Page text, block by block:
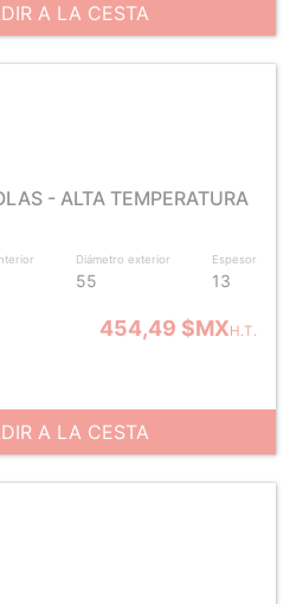
A LA CESTA
- ALTA TEMPERATURA
Diámetro exterior
55
Espesor
13
454,49 $MXH.T.
A LA CESTA